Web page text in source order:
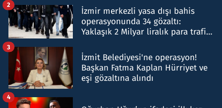
İzmir merkezli yasa dışı bahis
operasyonunda 34 gözaltı:
Yaklaşık 2 Milyar liralık para trafiği
2
İzmit Belediyesi'ne operasyon!
Başkan Fatma Kaplan Hürriyet ve
eşi gözaltına alındı
3
4